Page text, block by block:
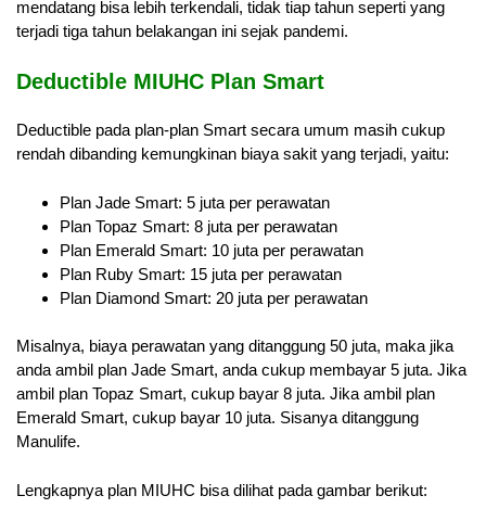
mendatang bisa lebih terkendali, tidak tiap tahun seperti yang
terjadi tiga tahun belakangan ini sejak pandemi.
Deductible MIUHC Plan Smart
Deductible pada plan-plan Smart secara umum masih cukup
rendah dibanding kemungkinan biaya sakit yang terjadi, yaitu:
Plan Jade Smart: 5 juta per perawatan
Plan Topaz Smart: 8 juta per perawatan
Plan Emerald Smart: 10 juta per perawatan
Plan Ruby Smart: 15 juta per perawatan
Plan Diamond Smart: 20 juta per perawatan
Misalnya, biaya perawatan yang ditanggung 50 juta, maka jika
anda ambil plan Jade Smart, anda cukup membayar 5 juta. Jika
ambil plan Topaz Smart, cukup bayar 8 juta. Jika ambil plan
Emerald Smart, cukup bayar 10 juta. Sisanya ditanggung
Manulife.
Lengkapnya plan MIUHC bisa dilihat pada gambar berikut: